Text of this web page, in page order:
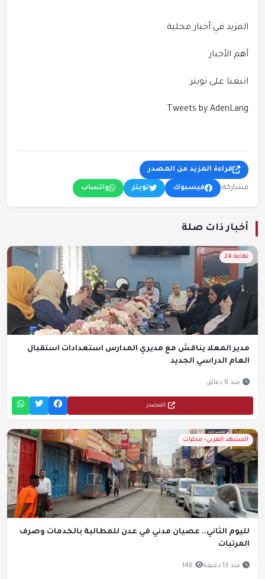
المزيد في أخبار محلية
أهم الأخبار
اتبعنا على تويتر
Tweets by AdenLang
قراءة المزيد من المصدر
مشاركة: فيسبوك تويتر واتساب
أخبار ذات صلة
تهامة 24
مدير المعلا يناقش مع مديري المدارس استعدادات استقبال
العام الدراسي الجديد
منذ 8 دقائق
المصدر
المشهد العربي- محليات
لليوم الثاني.. عصيان مدني في عدن للمطالبة بالخدمات وصرف
المرتبات
منذ 13 دقيقة 146